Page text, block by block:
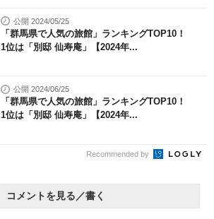
公開 2024/05/25
「群馬県で人気の旅館」ランキングTOP10！
1位は「別邸 仙寿庵」【2024年...
公開 2024/06/25
「群馬県で人気の旅館」ランキングTOP10！
1位は「別邸 仙寿庵」【2024年...
Recommended by
コメントを見る／書く